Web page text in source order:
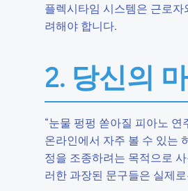
플렉시타임 시스템은 근로
려해야 합니다.
2. 당신의
“눈물 펑펑 쏟아질 피아노 연
온라인에서 자주 볼 수 있는
정을 조종하려는 목적으로
러한 과장된 문구들은 실제